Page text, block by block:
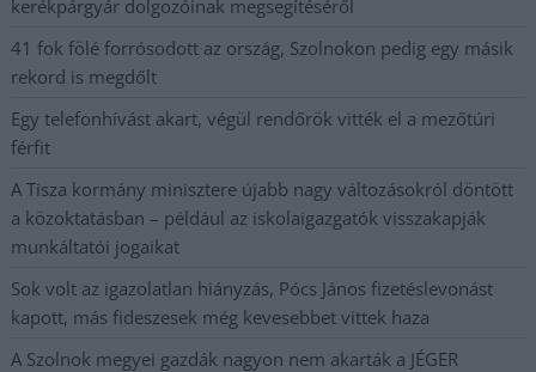
kerékpárgyár dolgozóinak megsegítéséről
41 fok fölé forrósodott az ország, Szolnokon pedig egy másik
rekord is megdőlt
Egy telefonhívást akart, végül rendőrök vitték el a mezőtúri
férfit
A Tisza kormány minisztere újabb nagy változásokról döntött
a közoktatásban – például az iskolaigazgatók visszakapják
munkáltatói jogaikat
Sok volt az igazolatlan hiányzás, Pócs János fizetéslevonást
kapott, más fideszesek még kevesebbet vittek haza
A Szolnok megyei gazdák nagyon nem akarták a JÉGER